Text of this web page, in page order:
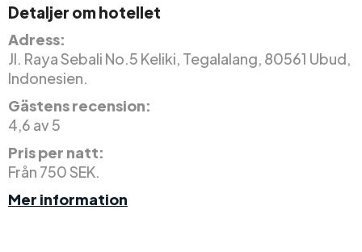
Detaljer om hotellet
Adress:
Jl. Raya Sebali No.5 Keliki, Tegalalang, 80561 Ubud,
Indonesien.
Gästens recension:
4,6 av 5
Pris per natt:
Från 750 SEK.
Mer information